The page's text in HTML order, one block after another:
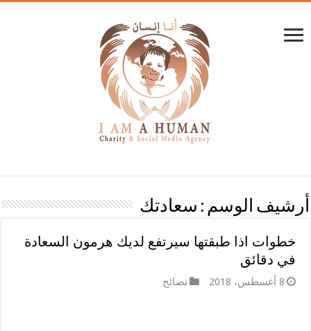
أرشيف الوسم : سعادتك
خطوات اذا طبقتها سيرتفع لديك هرمون السعادة
في دقائق
8 أغسطس، 2018 نصائح